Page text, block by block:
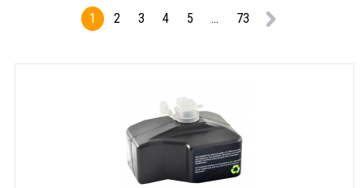
1 2 3 4 5 ... 73